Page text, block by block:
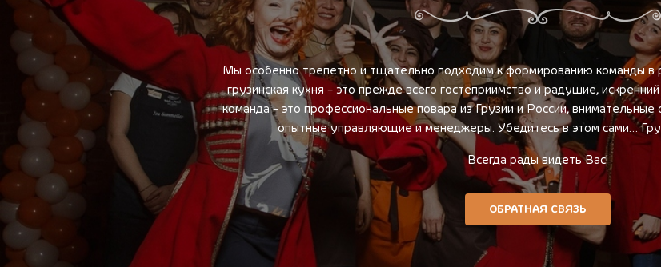
Мы особенно трепетно и тщательно подходим к формированию команды в
грузинская кухня – это прежде всего гостеприимство и радушие,
команда – это профессиональные повара из Грузии и России,
опытные управляющие и менеджеры. Убедитесь в этом сами…
Всегда рады видеть Вас!
ОБРАТНАЯ СВЯЗЬ